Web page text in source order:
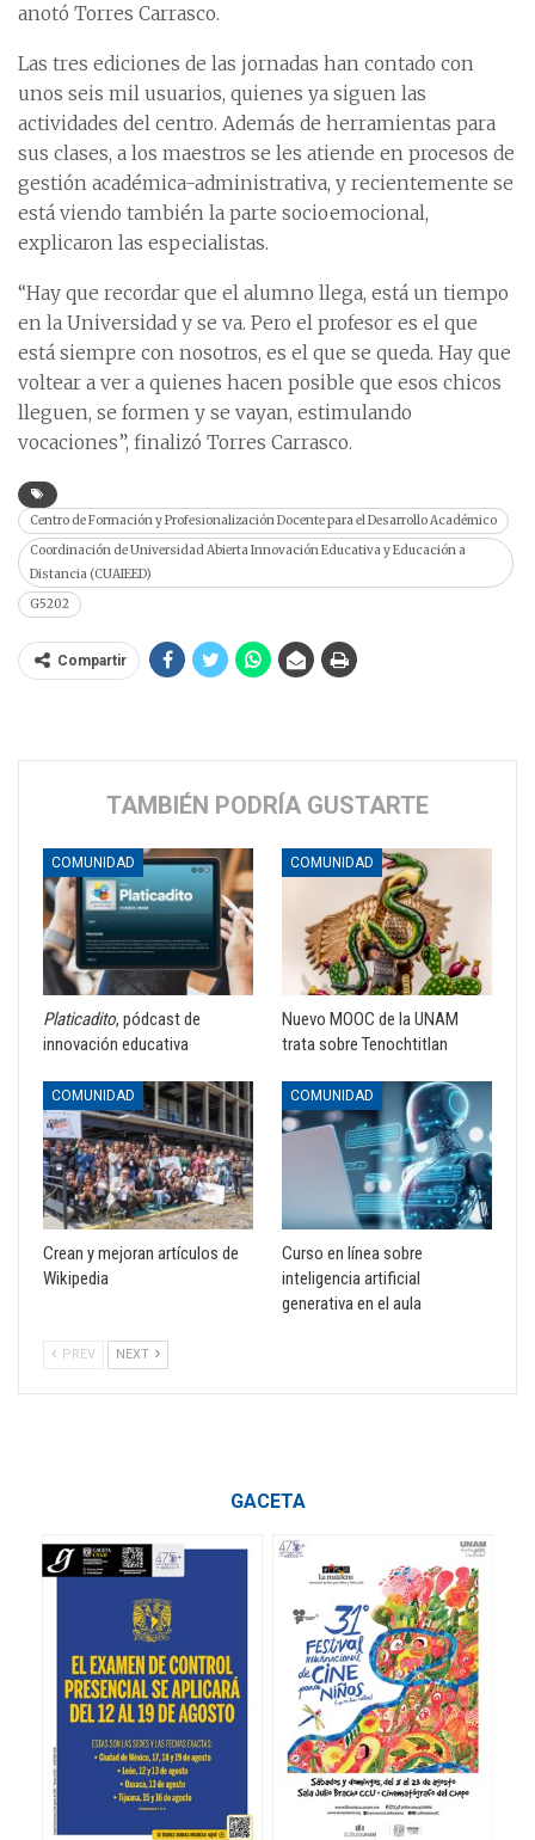
anotó Torres Carrasco.
Las tres ediciones de las jornadas han contado con
unos seis mil usuarios, quienes ya siguen las
actividades del centro. Además de herramientas para
sus clases, a los maestros se les atiende en procesos de
gestión académica-administrativa, y recientemente se
está viendo también la parte socioemocional,
explicaron las especialistas.
“Hay que recordar que el alumno llega, está un tiempo
en la Universidad y se va. Pero el profesor es el que
está siempre con nosotros, es el que se queda. Hay que
voltear a ver a quienes hacen posible que esos chicos
lleguen, se formen y se vayan, estimulando
vocaciones”, finalizó Torres Carrasco.
Centro de Formación y Profesionalización Docente para el Desarrollo Académico
Coordinación de Universidad Abierta Innovación Educativa y Educación a
Distancia (CUAIEED)
G5202
Compartir
TAMBIÉN PODRÍA GUSTARTE
COMUNIDAD
Platicadito, pódcast de
innovación educativa
COMUNIDAD
Nuevo MOOC de la UNAM
trata sobre Tenochtitlan
COMUNIDAD
Crean y mejoran artículos de
Wikipedia
COMUNIDAD
Curso en línea sobre
inteligencia artificial
generativa en el aula
PREV NEXT
GACETA